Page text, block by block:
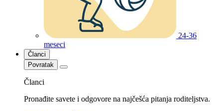
24-36
meseci
Članci
Povratak
Članci
Pronađite savete i odgovore na najčešća pitanja roditeljstva.